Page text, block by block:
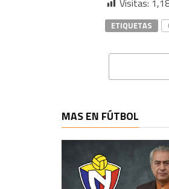
Visitas:
ETIQUETAS
MAS EN FÚTBOL